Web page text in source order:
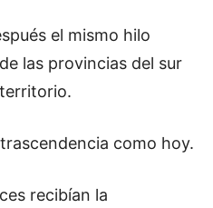
el mismo hilo
las provincias del sur
como hoy.
recibían la